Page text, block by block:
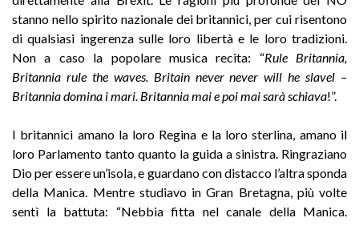
stanno nello spirito nazionale dei britannici, per cui risentono
di qualsiasi ingerenza sulle loro libertà e le loro tradizioni.
Non a caso la popolare musica recita: “Rule Britannia,
Britannia rule the waves. Britain never never will he slavel –
Britannia domina i mari. Britannia mai e poi mai sarà schiava!”.
I britannici amano la loro Regina e la loro sterlina, amano il
loro Parlamento tanto quanto la guida a sinistra. Ringraziano
Dio per essere un’isola, e guardano con distacco l’altra sponda
della Manica. Mentre studiavo in Gran Bretagna, più volte
sentì la battuta: “Nebbia fitta nel canale della Manica.